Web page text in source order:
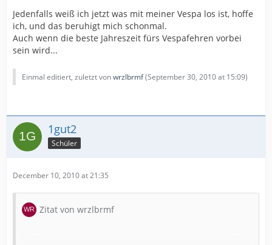
Jedenfalls weiß ich jetzt was mit meiner Vespa los ist, hoffe
ich, und das beruhigt mich schonmal.
Auch wenn die beste Jahreszeit fürs Vespafehren vorbei
sein wird...
Einmal editiert, zuletzt vonwrzlbrmf(September 30, 2010 at 15:09)
1gut2
Schüler
December 10, 2010 at 21:35
Zitat von wrzlbrmf